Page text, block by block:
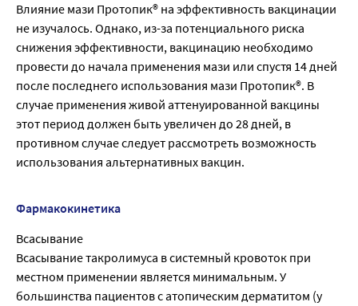
Влияние мази Протопик® на эффективность вакцинации
не изучалось. Однако, из-за потенциального риска
снижения эффективности, вакцинацию необходимо
провести до начала применения мази или спустя 14 дней
после последнего использования мази Протопик®. В
случае применения живой аттенуированной вакцины
этот период должен быть увеличен до 28 дней, в
противном случае следует рассмотреть возможность
использования альтернативных вакцин.
Фармакокинетика
Всасывание
Всасывание такролимуса в системный кровоток при
местном применении является минимальным. У
большинства пациентов с атопическим дерматитом (у